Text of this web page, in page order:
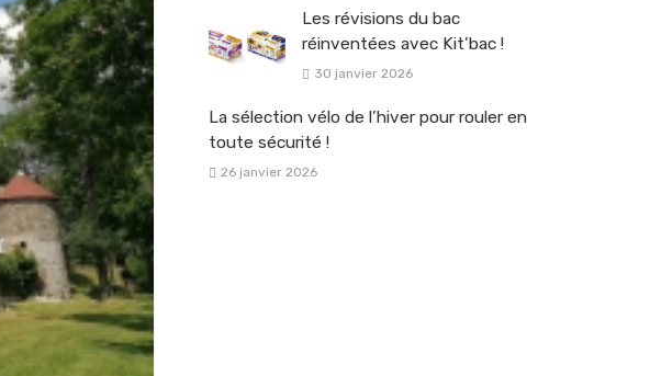
Les révisions du bac
réinventées avec Kit’bac !
30 janvier 2026
La sélection vélo de l’hiver pour rouler en
toute sécurité !
26 janvier 2026